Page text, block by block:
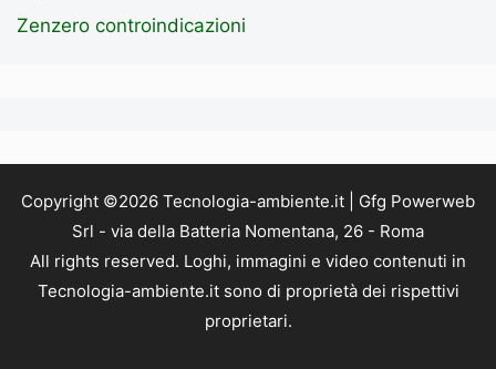
Zenzero controindicazioni
Copyright ©2026 Tecnologia-ambiente.it | Gfg Powerweb
Srl - via della Batteria Nomentana, 26 - Roma
All rights reserved. Loghi, immagini e video contenuti in
Tecnologia-ambiente.it sono di proprietà dei rispettivi
proprietari.